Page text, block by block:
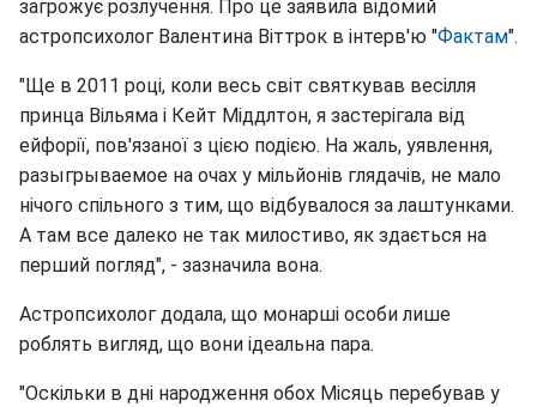
загрожує розлучення. Про це заявила відомий
астропсихолог Валентина Віттрок в інтерв'ю "Фактам".
"Ще в 2011 році, коли весь світ святкував весілля
принца Вільяма і Кейт Міддлтон, я застерігала від
ейфорії, пов'язаної з цією подією. На жаль, уявлення,
разыгрываемое на очах у мільйонів глядачів, не мало
нічого спільного з тим, що відбувалося за лаштунками.
А там все далеко не так милостиво, як здається на
перший погляд", - зазначила вона.
Астропсихолог додала, що монарші особи лише
роблять вигляд, що вони ідеальна пара.
"Оскільки в дні народження обох Місяць перебував у